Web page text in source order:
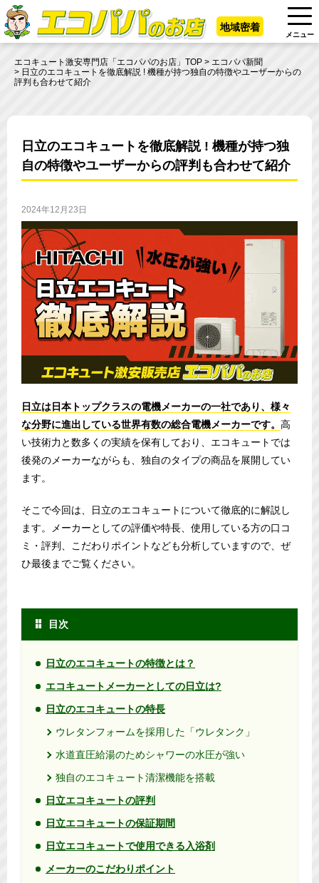
地域密着
メニュー
エコキュート激安専門店「エコパパのお店」TOP
エコパパ新聞
日立のエコキュートを徹底解説 ! 機種が持つ独自の特徴やユーザーからの
評判も合わせて紹介
日立のエコキュートを徹底解説 ! 機種が持つ独
自の特徴やユーザーからの評判も合わせて紹介
2024年12月23日
日立は日本トップクラスの電機メーカーの一社であり、様々
な分野に進出している世界有数の総合電機メーカーです。 高
い技術力と数多くの実績を保有しており、エコキュートでは
後発のメーカーながらも、独自のタイプの商品を展開してい
ます。
そこで今回は、日立のエコキュートについて徹底的に解説し
ます。メーカーとしての評価や特長、使用している方の口コ
ミ・評判、こだわりポイントなども分析していますので、ぜ
ひ最後までご覧ください。
目次
日立のエコキュートの特徴とは？
エコキュートメーカーとしての日立は?
日立のエコキュートの特長
ウレタンフォームを採用した「ウレタンク」
水道直圧給湯のためシャワーの水圧が強い
独自のエコキュート清潔機能を搭載
日立エコキュートの評判
日立エコキュートの保証期間
日立エコキュートで使用できる入浴剤
メーカーのこだわりポイント